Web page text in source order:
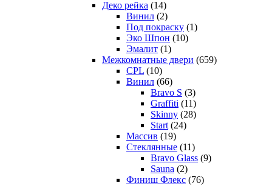
Деко рейка (14)
Винил (2)
Под покраску (1)
Эко Шпон (10)
Эмалит (1)
Межкомнатные двери (659)
CPL (10)
Винил (66)
Bravo S (3)
Graffiti (11)
Skinny (28)
Start (24)
Массив (19)
Стеклянные (11)
Bravo Glass (9)
Sauna (2)
Финиш Флекс (76)